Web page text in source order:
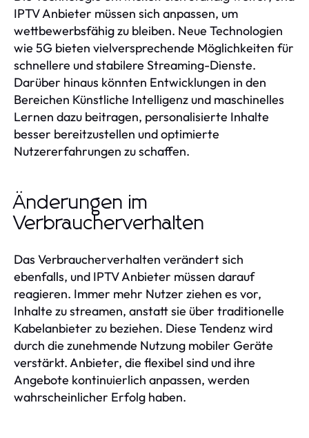
IPTV Anbieter müssen sich anpassen, um
wettbewerbsfähig zu bleiben. Neue Technologien
wie 5G bieten vielversprechende Möglichkeiten für
schnellere und stabilere Streaming-Dienste.
Darüber hinaus könnten Entwicklungen in den
Bereichen Künstliche Intelligenz und maschinelles
Lernen dazu beitragen, personalisierte Inhalte
besser bereitzustellen und optimierte
Nutzererfahrungen zu schaffen.
Änderungen im
Verbraucherverhalten
Das Verbraucherverhalten verändert sich
ebenfalls, und IPTV Anbieter müssen darauf
reagieren. Immer mehr Nutzer ziehen es vor,
Inhalte zu streamen, anstatt sie über traditionelle
Kabelanbieter zu beziehen. Diese Tendenz wird
durch die zunehmende Nutzung mobiler Geräte
verstärkt. Anbieter, die flexibel sind und ihre
Angebote kontinuierlich anpassen, werden
wahrscheinlicher Erfolg haben.